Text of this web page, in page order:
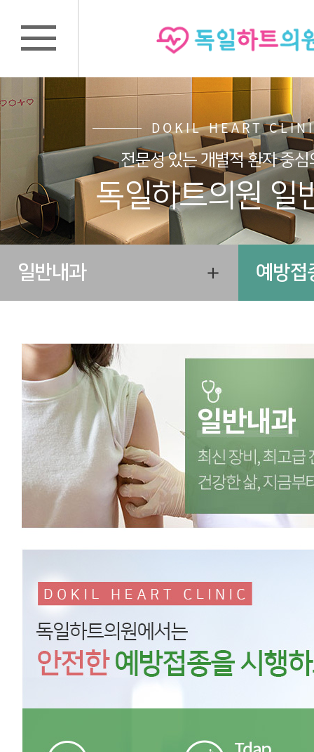
DOKIL HEART
전문성 있는 개별적 환자 중심
독일하트의원 일
일반내과 예방접